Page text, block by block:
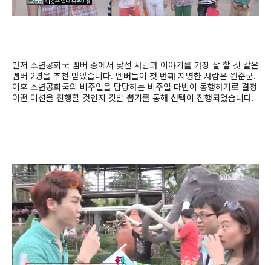
먼저 소년공화국 멤버 중에서 낯선 사람과 이야기를 가장 잘 할 것 같은
멤버 2명을 추천 받았습니다. 멤버들이 첫 번째 지명한 사람은 원준군.
이후 소년공화국의 비주얼을 담당하는 비주얼 다빈이 동행하기로 결정
어떤 미션을 진행할 것인지 깃발 뽑기를 통해 선택이 진행되었습니다.